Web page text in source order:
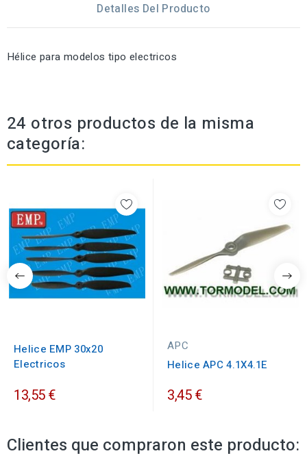
Detalles Del Producto
Hélice para modelos tipo electricos
24 otros productos de la misma
categoría:
Helice EMP 30x20
Electricos
13,55 €
APC
Helice APC 4.1X4.1E
3,45 €
Clientes que compraron este producto: